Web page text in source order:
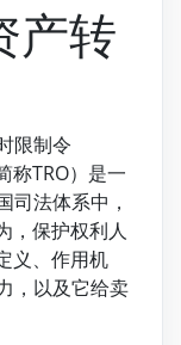
产转
限制令
称TRO）是一
司法体系中，
，保护权利人
义、作用机
，以及它给卖